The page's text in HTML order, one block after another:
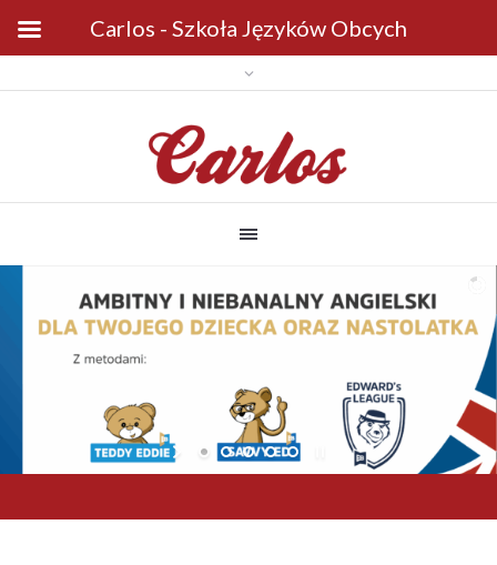
Carlos - Szkoła Języków Obcych